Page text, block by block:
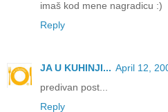
imaš kod mene nagradicu :)
Reply
JA U KUHINJI... April 12,
predivan post...
Reply